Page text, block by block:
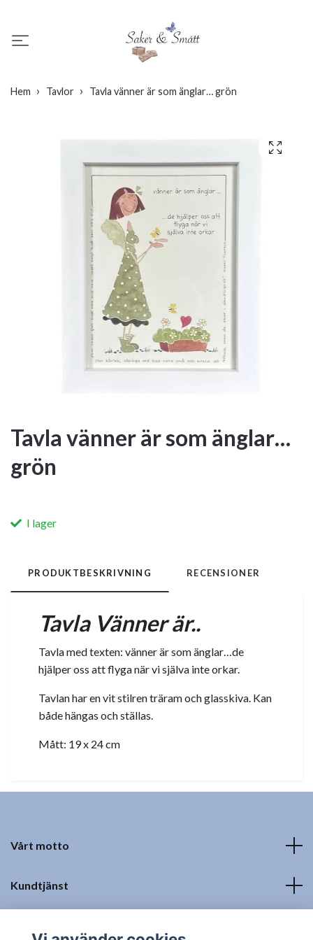
Hem Tavlor Tavla vänner är som änglar… grön
Tavla vänner är som änglar…
grön
I lager
PRODUKTBESKRIVNING RECENSIONER
Tavla Vänner är..
Tavla med texten: vänner är som änglar…de
hjälper oss att flyga när vi själva inte orkar.
Tavlan har en vit stilren träram och glasskiva. Kan
både hängas och ställas.
Mått: 19 x 24 cm
Vårt motto
Kundtjänst